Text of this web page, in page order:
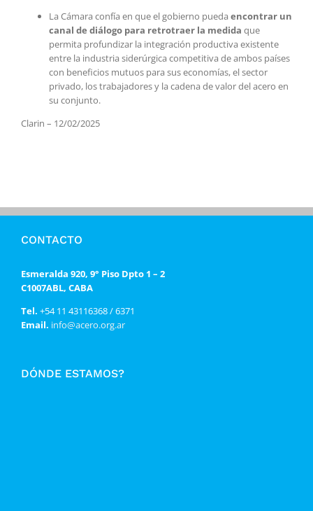
La Cámara confía en que el gobierno pueda encontrar un
canal de diálogo para retrotraer la medida que
permita profundizar la integración productiva existente
entre la industria siderúrgica competitiva de ambos países
con beneficios mutuos para sus economías, el sector
privado, los trabajadores y la cadena de valor del acero en
su conjunto.
Clarin – 12/02/2025
CONTACTO
Esmeralda 920, 9° Piso Dpto 1 – 2
C1007ABL, CABA
Tel. +54 11 43116368 / 6371
Email. info@acero.org.ar
DÓNDE ESTAMOS?